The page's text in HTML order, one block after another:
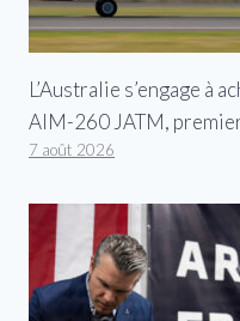
L’Australie s’engage à
AIM-260 JATM,
7 août 2026